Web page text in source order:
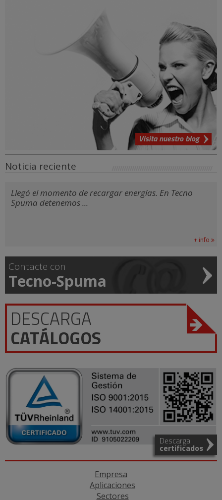
Visita nuestro blog
Noticia reciente
Llegó el momento de recargar energías. En Tecno
Spuma detenemos ...
+ info
Contacte con
Tecno-Spuma
DESCARGA
CATÁLOGOS
Descarga
certificados
Empresa
Aplicaciones
Sectores